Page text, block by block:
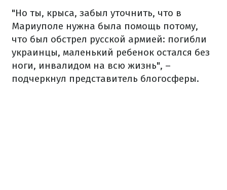
"Но ты, крыса, забыл уточнить, что в
Мариуполе нужна была помощь потому,
что был обстрел русской армией: погибли
украинцы, маленький ребенок остался без
ноги, инвалидом на всю жизнь", –
подчеркнул представитель блогосферы.